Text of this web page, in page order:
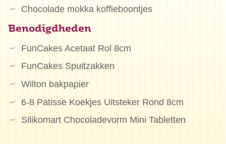
Chocolade mokka koffieboontjes
Benodigdheden
FunCakes Acetaat Rol 8cm
FunCakes Spuitzakken
Wilton bakpapier
6-8 Patisse Koekjes Uitsteker Rond 8cm
Silikomart Chocoladevorm Mini Tabletten